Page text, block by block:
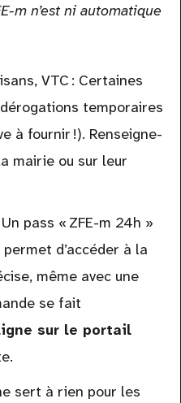
m n’est ni automatique
VTC : Certaines
temporaires
à fournir !). Renseigne-
mairie ou sur leur
pass « ZFE-m 24h »
d’accéder à la
même avec une
se fait
sur le portail
sert à rien pour les